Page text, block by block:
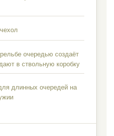
очередью создаёт
в ствольную коробку
длинных очередей на